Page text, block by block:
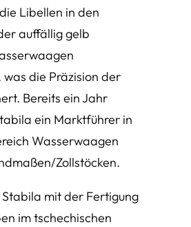
Libellen in den
auffällig gelb
was die Präzision der
Bereits ein Jahr
ein Marktführer in
Wasserwaagen
Zollstöcken.
mit der Fertigung
im tschechischen